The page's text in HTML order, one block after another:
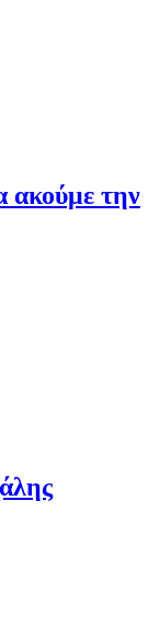
ακούμε την